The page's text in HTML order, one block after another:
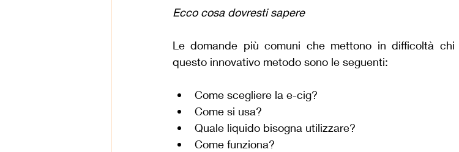
Ecco cosa dovresti sapere
Le domande più comuni che mettono in difficoltà
questo innovativo metodo sono le seguenti:
Come scegliere la e-cig?
Come si usa?
Quale liquido bisogna utilizzare?
Come funziona?